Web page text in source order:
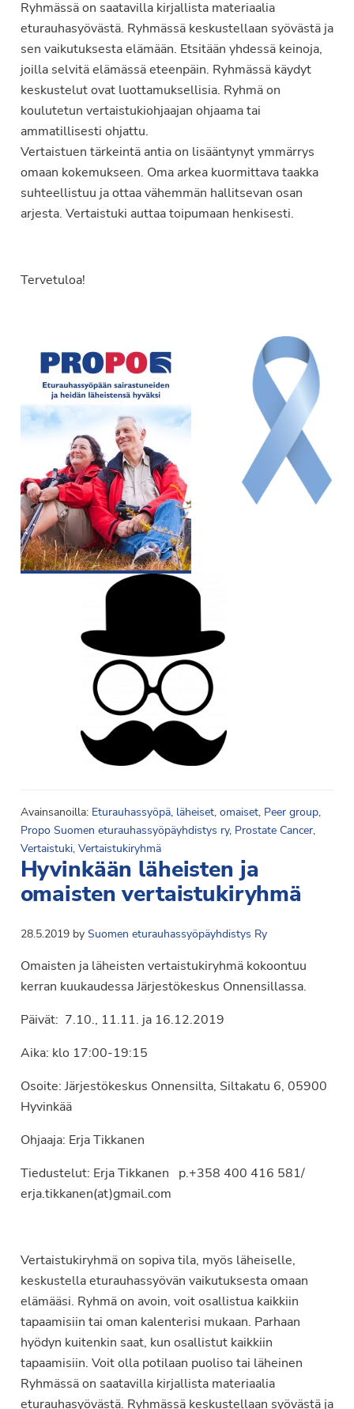
Ryhmässä on saatavilla kirjallista materiaalia
eturauhasyövästä. Ryhmässä keskustellaan syövästä ja
sen vaikutuksesta elämään. Etsitään yhdessä keinoja,
joilla selvitä elämässä eteenpäin. Ryhmässä käydyt
keskustelut ovat luottamuksellisia. Ryhmä on
koulutetun vertaistukiohjaajan ohjaama tai
ammatillisesti ohjattu.
Vertaistuen tärkeintä antia on lisääntynyt ymmärrys
omaan kokemukseen. Oma arkea kuormittava taakka
suhteellistuu ja ottaa vähemmän hallitsevan osan
arjesta. Vertaistuki auttaa toipumaan henkisesti.
Tervetuloa!
Avainsanoilla: Eturauhassyöpä, läheiset, omaiset, Peer group,
Propo Suomen eturauhassyöpäyhdistys ry, Prostate Cancer,
Vertaistuki, Vertaistukiryhmä
Hyvinkään läheisten ja
omaisten vertaistukiryhmä
28.5.2019by Suomen eturauhassyöpäyhdistys Ry
Omaisten ja läheisten vertaistukiryhmä kokoontuu
kerran kuukaudessa Järjestökeskus Onnensillassa.
Päivät: 7.10., 11.11. ja 16.12.2019
Aika: klo 17:00-19:15
Osoite: Järjestökeskus Onnensilta, Siltakatu 6, 05900
Hyvinkää
Ohjaaja: Erja Tikkanen
Tiedustelut: Erja Tikkanen p.+358 400 416 581/
erja.tikkanen(at)gmail.com
Vertaistukiryhmä on sopiva tila, myös läheiselle,
keskustella eturauhassyövän vaikutuksesta omaan
elämääsi. Ryhmä on avoin, voit osallistua kaikkiin
tapaamisiin tai oman kalenterisi mukaan. Parhaan
hyödyn kuitenkin saat, kun osallistut kaikkiin
tapaamisiin. Voit olla potilaan puoliso tai läheinen
Ryhmässä on saatavilla kirjallista materiaalia
eturauhasyövästä. Ryhmässä keskustellaan syövästä ja